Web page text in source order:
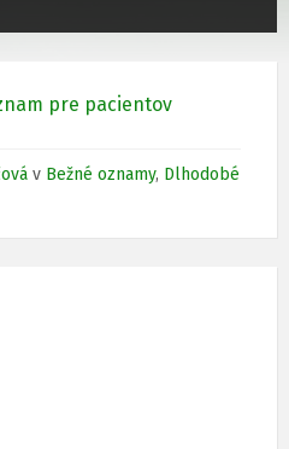
pre pacientov
v Bežné oznamy, Dlhodobé